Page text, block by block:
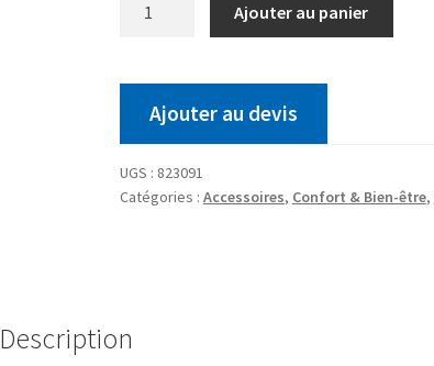
Ajouter au panier
Ajouter au devis
UGS : 823091
Catégories : Accessoires, Confort & Bien-être,
Description